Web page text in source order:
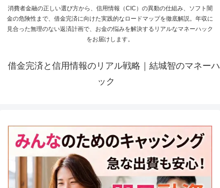
消費者金融の正しい選び方から、信用情報（CIC）の異動の仕組み、ソフト闇
金の危険性まで、借金完済に向けた実践的なロードマップを徹底解説。年収に
見合った無理のない返済計画で、お金の悩みを解決するリアルなマネーハック
をお届けします。
借金完済と信用情報のリアル戦略｜結城智のマネーハ
ック